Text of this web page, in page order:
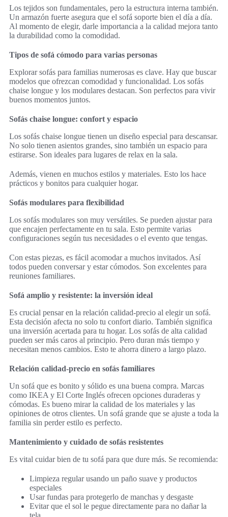
Los tejidos son fundamentales, pero la estructura interna también.
Un armazón fuerte asegura que el sofá soporte bien el día a día.
Al momento de elegir, darle importancia a la calidad mejora tanto
la durabilidad como la comodidad.
Tipos de sofá cómodo para varias personas
Explorar sofás para familias numerosas es clave. Hay que buscar
modelos que ofrezcan comodidad y funcionalidad. Los sofás
chaise longue y los modulares destacan. Son perfectos para vivir
buenos momentos juntos.
Sofás chaise longue: confort y espacio
Los sofás chaise longue tienen un diseño especial para descansar.
No solo tienen asientos grandes, sino también un espacio para
estirarse. Son ideales para lugares de relax en la sala.
Además, vienen en muchos estilos y materiales. Esto los hace
prácticos y bonitos para cualquier hogar.
Sofás modulares para flexibilidad
Los sofás modulares son muy versátiles. Se pueden ajustar para
que encajen perfectamente en tu sala. Esto permite varias
configuraciones según tus necesidades o el evento que tengas.
Con estas piezas, es fácil acomodar a muchos invitados. Así
todos pueden conversar y estar cómodos. Son excelentes para
reuniones familiares.
Sofá amplio y resistente: la inversión ideal
Es crucial pensar en la relación calidad-precio al elegir un sofá.
Esta decisión afecta no solo tu confort diario. También significa
una inversión acertada para tu hogar. Los sofás de alta calidad
pueden ser más caros al principio. Pero duran más tiempo y
necesitan menos cambios. Esto te ahorra dinero a largo plazo.
Relación calidad-precio en sofás familiares
Un sofá que es bonito y sólido es una buena compra. Marcas
como IKEA y El Corte Inglés ofrecen opciones duraderas y
cómodas. Es bueno mirar la calidad de los materiales y las
opiniones de otros clientes. Un sofá grande que se ajuste a toda la
familia sin perder estilo es perfecto.
Mantenimiento y cuidado de sofás resistentes
Es vital cuidar bien de tu sofá para que dure más. Se recomienda:
Limpieza regular usando un paño suave y productos
especiales
Usar fundas para protegerlo de manchas y desgaste
Evitar que el sol le pegue directamente para no dañar la